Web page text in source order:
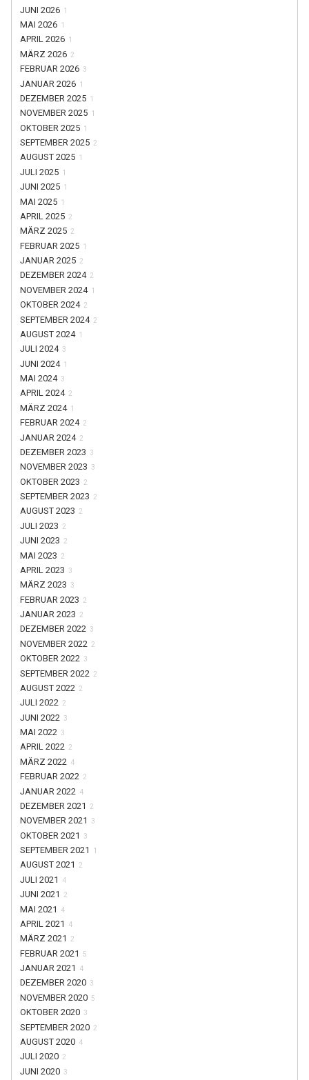
JUNI 2026 1
MAI 2026 1
APRIL 2026 1
MÄRZ 2026 2
FEBRUAR 2026 3
JANUAR 2026 1
DEZEMBER 2025 1
NOVEMBER 2025 1
OKTOBER 2025 1
SEPTEMBER 2025 2
AUGUST 2025 1
JULI 2025 1
JUNI 2025 1
MAI 2025 1
APRIL 2025 2
MÄRZ 2025 2
FEBRUAR 2025 1
JANUAR 2025 2
DEZEMBER 2024 2
NOVEMBER 2024 1
OKTOBER 2024 2
SEPTEMBER 2024 2
AUGUST 2024 1
JULI 2024 3
JUNI 2024 1
MAI 2024 3
APRIL 2024 2
MÄRZ 2024 1
FEBRUAR 2024 2
JANUAR 2024 2
DEZEMBER 2023 3
NOVEMBER 2023 3
OKTOBER 2023 2
SEPTEMBER 2023 2
AUGUST 2023 2
JULI 2023 2
JUNI 2023 2
MAI 2023 2
APRIL 2023 3
MÄRZ 2023 3
FEBRUAR 2023 2
JANUAR 2023 2
DEZEMBER 2022 3
NOVEMBER 2022 2
OKTOBER 2022 3
SEPTEMBER 2022 2
AUGUST 2022 2
JULI 2022 2
JUNI 2022 3
MAI 2022 3
APRIL 2022 2
MÄRZ 2022 4
FEBRUAR 2022 2
JANUAR 2022 4
DEZEMBER 2021 2
NOVEMBER 2021 3
OKTOBER 2021 3
SEPTEMBER 2021 1
AUGUST 2021 2
JULI 2021 4
JUNI 2021 2
MAI 2021 4
APRIL 2021 4
MÄRZ 2021 2
FEBRUAR 2021 5
JANUAR 2021 4
DEZEMBER 2020 3
NOVEMBER 2020 5
OKTOBER 2020 3
SEPTEMBER 2020 2
AUGUST 2020 4
JULI 2020 2
JUNI 2020 3